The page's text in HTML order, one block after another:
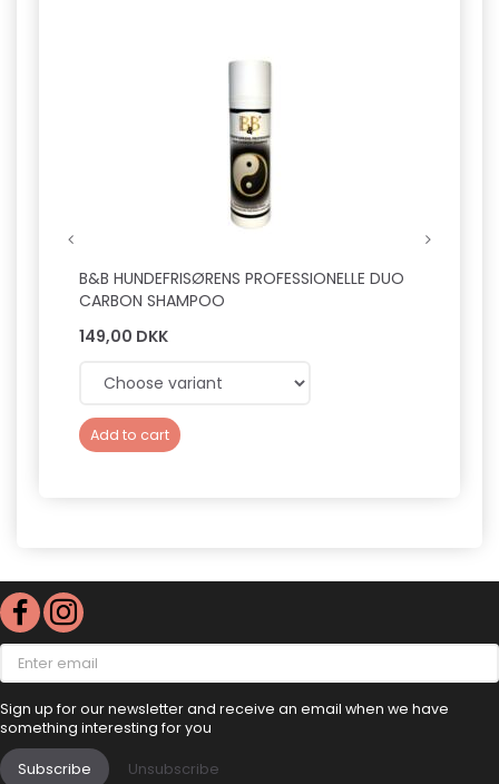
B&B HUNDEFRISØRENS PROFESSIONELLE DUO
CARBON SHAMPOO
149,00 DKK
Add to cart
Enter
email
Sign up for our newsletter and receive an email when we have
something interesting for you
Subscribe Unsubscribe